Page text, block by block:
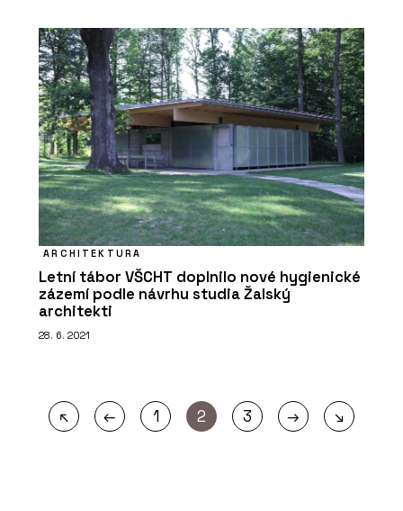
ARCHITEKTURA
Letní tábor VŠCHT doplnilo nové hygienické
zázemí podle návrhu studia Žalský
architekti
28. 6. 2021
↖ ← 1 2 3 → ↘